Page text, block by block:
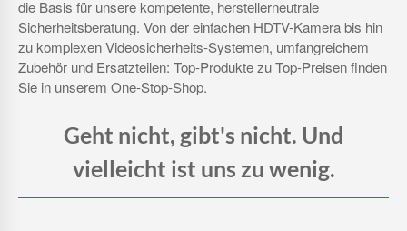
die Basis für unsere kompetente, herstellerneutrale
Sicherheitsberatung. Von der einfachen HDTV-Kamera bis hin
zu komplexen Videosicherheits-Systemen, umfangreichem
Zubehör und Ersatzteilen: Top-Produkte zu Top-Preisen finden
Sie in unserem One-Stop-Shop.
Geht nicht, gibt's nicht. Und
vielleicht ist uns zu wenig.